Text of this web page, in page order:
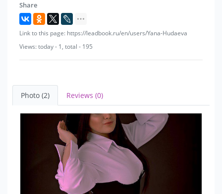
Share
Link to this page: https://leadbook.ru/en/users/Yana-Hudaeva
Views: today - 1, total - 195
Photo (2) Reviews (0)